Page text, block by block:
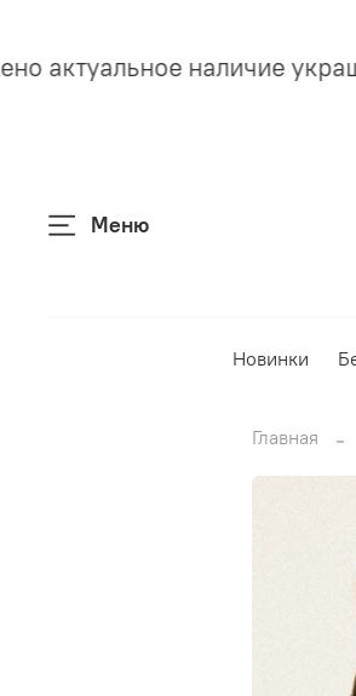
актуальное наличие
Меню
Новинки
Главная